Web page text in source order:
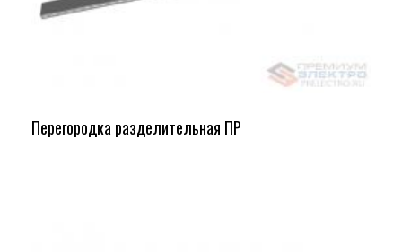
Перегородка разделительная ПР